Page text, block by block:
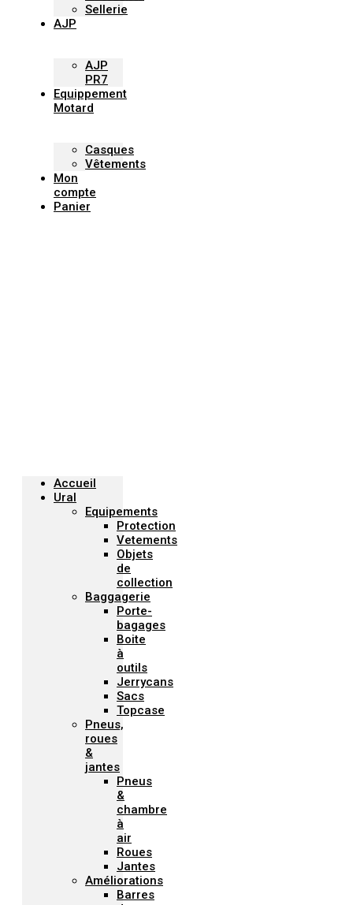
Sellerie
AJP
AJP
PR7
Equippement
Motard
Casques
Vêtements
Mon
compte
Panier
Accueil
Ural
Equipements
Protection
Vetements
Objets
de
collection
Baggagerie
Porte-
bagages
Boite
à
outils
Jerrycans
Sacs
Topcase
Pneus,
roues
&
jantes
Pneus
&
chambre
à
air
Roues
Jantes
Améliorations
Barres